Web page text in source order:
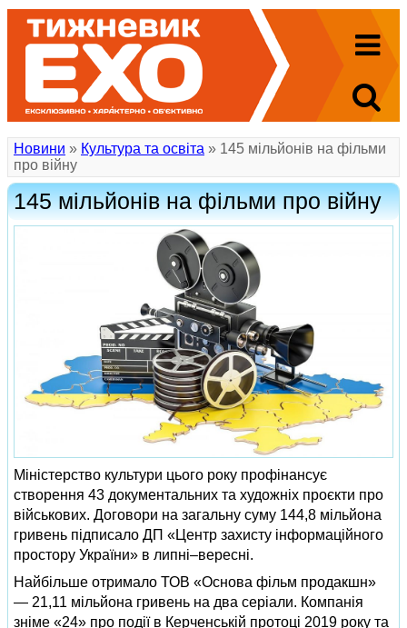
Новини » Культура та освіта » 145 мільйонів на фільми
про війну
145 мільйонів на фільми про війну
Міністерство культури цього року профінансує
створення 43 документальних та художніх проєкти про
військових. Договори на загальну суму 144,8 мільйона
гривень підписало ДП «Центр захисту інформаційного
простору України» в липні–вересні.
Найбільше отримало ТОВ «Основа фільм продакшн»
— 21,11 мільйона гривень на два серіали. Компанія
зніме «24» про події в Керченській протоці 2019 року та